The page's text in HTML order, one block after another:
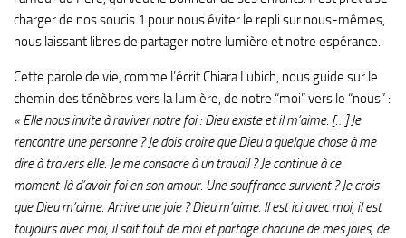
charger de nos soucis 1 pour nous éviter le repli sur nous-mêmes,
nous laissant libres de partager notre lumière et notre espérance.
Cette parole de vie, comme l’écrit Chiara Lubich, nous guide sur le
chemin des ténèbres vers la lumière, de notre “moi” vers le “nous” :
« Elle nous invite à raviver notre foi : Dieu existe et il m’aime. […] Je
rencontre une personne ? Je dois croire que Dieu a quelque chose à me
dire à travers elle. Je me consacre à un travail ? Je continue à ce
moment-là d’avoir foi en son amour. Une souffrance survient ? Je crois
que Dieu m’aime. Arrive une joie ? Dieu m’aime. Il est ici avec moi, il est
toujours avec moi, il sait tout de moi et partage chacune de mes joies, de